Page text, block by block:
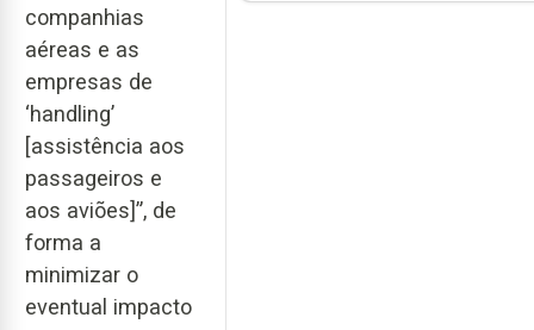
companhias
aéreas e as
empresas de
‘handling’
[assistência aos
passageiros e
aos aviões]”, de
forma a
minimizar o
eventual impacto